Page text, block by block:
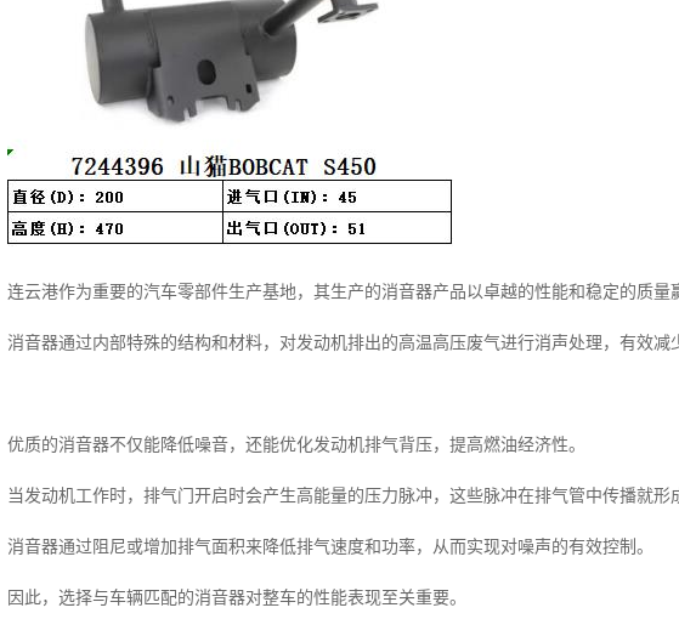
连云港作为重要的汽车零部件生产基地，其生产的消音器产品以卓越的性能和稳定的质量
消音器通过内部特殊的结构和材料，对发动机排出的高温高压废气进行消声处理，有效减
优质的消音器不仅能降低噪音，还能优化发动机排气背压，提高燃油经济性。
当发动机工作时，排气门开启时会产生高能量的压力脉冲，这些脉冲在排气管中传播就形
消音器通过阻尼或增加排气面积来降低排气速度和功率，从而实现对噪声的有效控制。
因此，选择与车辆匹配的消音器对整车的性能表现至关重要。